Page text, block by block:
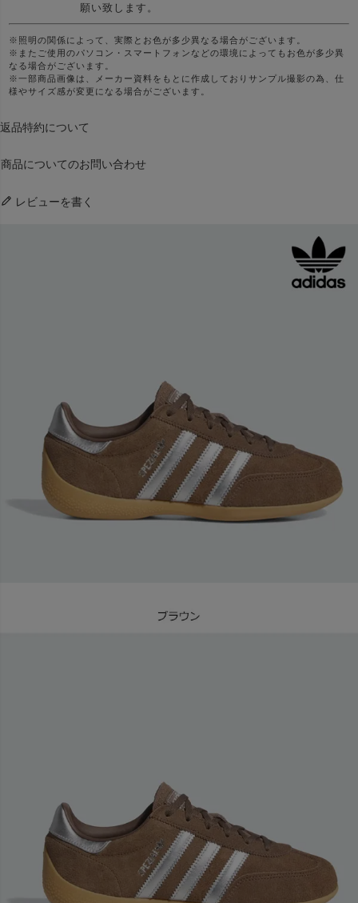
願い致します。
※照明の関係によって、実際とお色が多少異なる場合がございます。
※またご使用のパソコン・スマートフォンなどの環境によってもお色が多少異
なる場合がございます。
※一部商品画像は、メーカー資料をもとに作成しておりサンプル撮影の為、仕
様やサイズ感が変更になる場合がございます。
返品特約について
商品についてのお問い合わせ
レビューを書く